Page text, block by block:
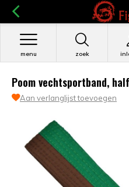
zoek
menu
Poom vechtsportband,
Aan verlanglijst toevoegen